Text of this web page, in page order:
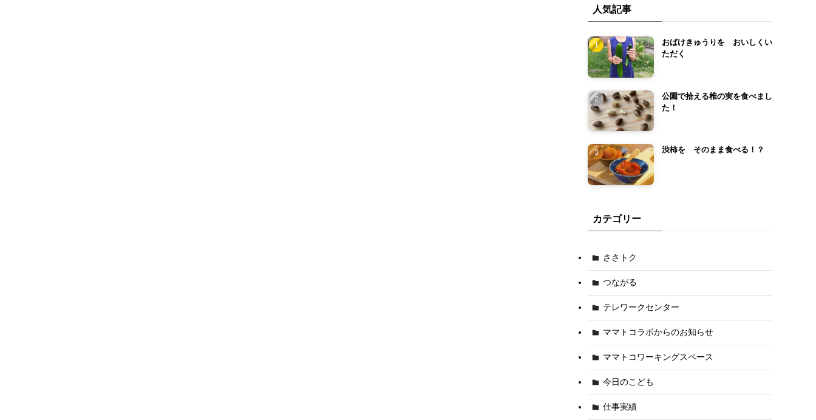
人気記事
おばけきゅうりを おいしくい
ただく
公園で拾える椎の実を食べまし
た！
渋柿を そのまま食べる！？
カテゴリー
ささトク
つながる
テレワークセンター
ママトコラボからのお知らせ
ママトコワーキングスペース
今日のこども
仕事実績